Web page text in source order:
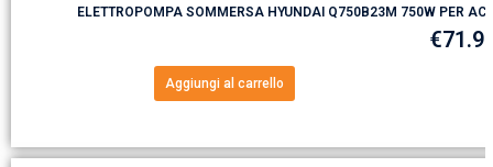
ELETTROPOMPA SOMMERSA HYUNDAI Q750B23M 750W PER
€
Aggiungi al carrello